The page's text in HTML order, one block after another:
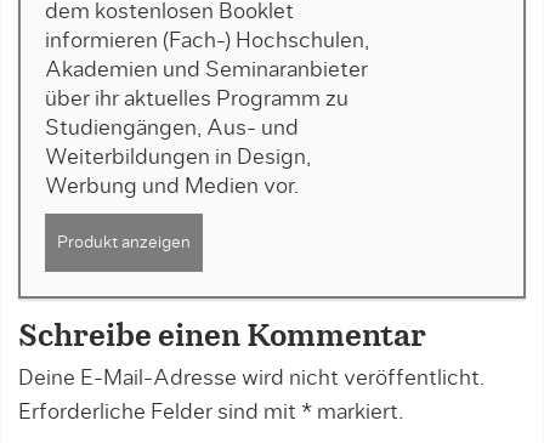
dem kostenlosen Booklet
informieren (Fach-) Hochschulen,
Akademien und Seminaranbieter
über ihr aktuelles Programm zu
Studiengängen, Aus- und
Weiterbildungen in Design,
Werbung und Medien vor.
Produkt anzeigen
Schreibe einen Kommentar
Deine E-Mail-Adresse wird nicht veröffentlicht.
Erforderliche Felder sind mit * markiert.